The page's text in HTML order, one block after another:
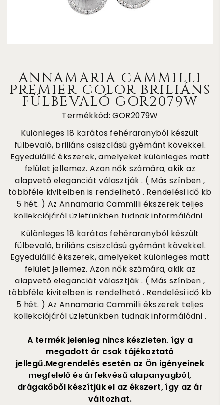
ANNAMARIA CAMMILLI
PREMIER COLOR BRILIÁNS
FÜLBEVALÓ GOR2079W
Termékkód: GOR2079W
Különleges 18 karátos fehéraranyból készült
fülbevaló, briliáns csiszolású gyémánt kövekkel.
Egyedülálló ékszerek, amelyeket különleges matt
felület jellemez. Azon nők számára, akik az
alapvető eleganciát választják . ( Más színben ,
többféle kivitelben is rendelhető . Rendelési idő kb
5 hét. ) Az Annamaria Cammilli ékszerek teljes
kollekciójáról üzletünkben tudnak informálódni .
Különleges 18 karátos fehéraranyból készült
fülbevaló, briliáns csiszolású gyémánt kövekkel.
Egyedülálló ékszerek, amelyeket különleges matt
felület jellemez. Azon nők számára, akik az
alapvető eleganciát választják . ( Más színben ,
többféle kivitelben is rendelhető . Rendelési idő kb
5 hét. ) Az Annamaria Cammilli ékszerek teljes
kollekciójáról üzletünkben tudnak informálódni .
A termék jelenleg nincs készleten, így a
megadott ár csak tájékoztató
jellegű.Megrendelés esetén az Ön igényeinek
megfelelő és árfekvésű alapanyagból,
drágakőből készítjük el az ékszert, így az ár
változhat.